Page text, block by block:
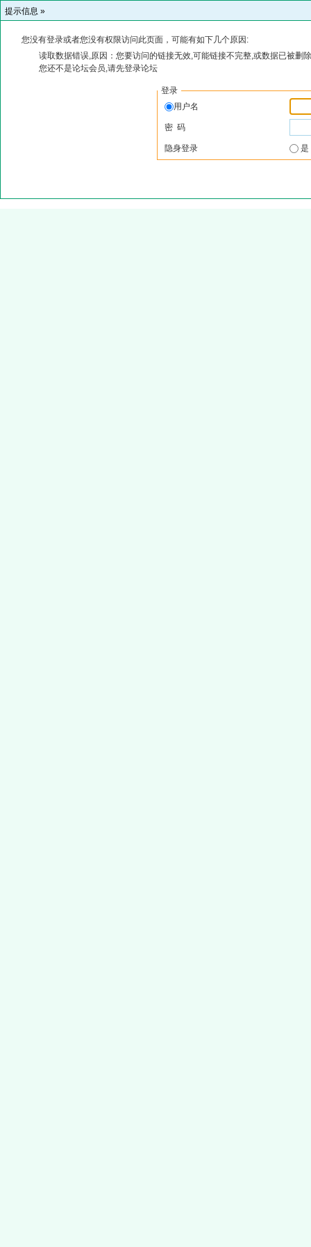
提示信息 »
您没有登录或者您没有权限访问此页面，可能有如下几个原因:
读取数据错误,原因：您要访问的链接无效,可能链接不完整,或数据已被删
您还不是论坛会员,请先登录论坛
登录
用户名
密 码
隐身登录